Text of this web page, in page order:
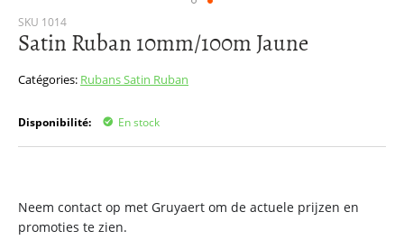
SKU 1014
Satin Ruban 10mm/100m Jaune
Catégories: RubansSatin Ruban
Disponibilité: En stock
Neem contact op met Gruyaert om de actuele prijzen en
promoties te zien.
Passer
au
de
d’images